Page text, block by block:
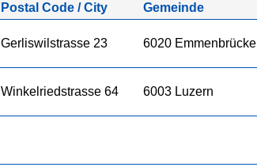
Postal Code / City Gemeinde
Gerliswilstrasse 23 6020 Emmenbrücke
Winkelriedstrasse 64 6003 Luzern